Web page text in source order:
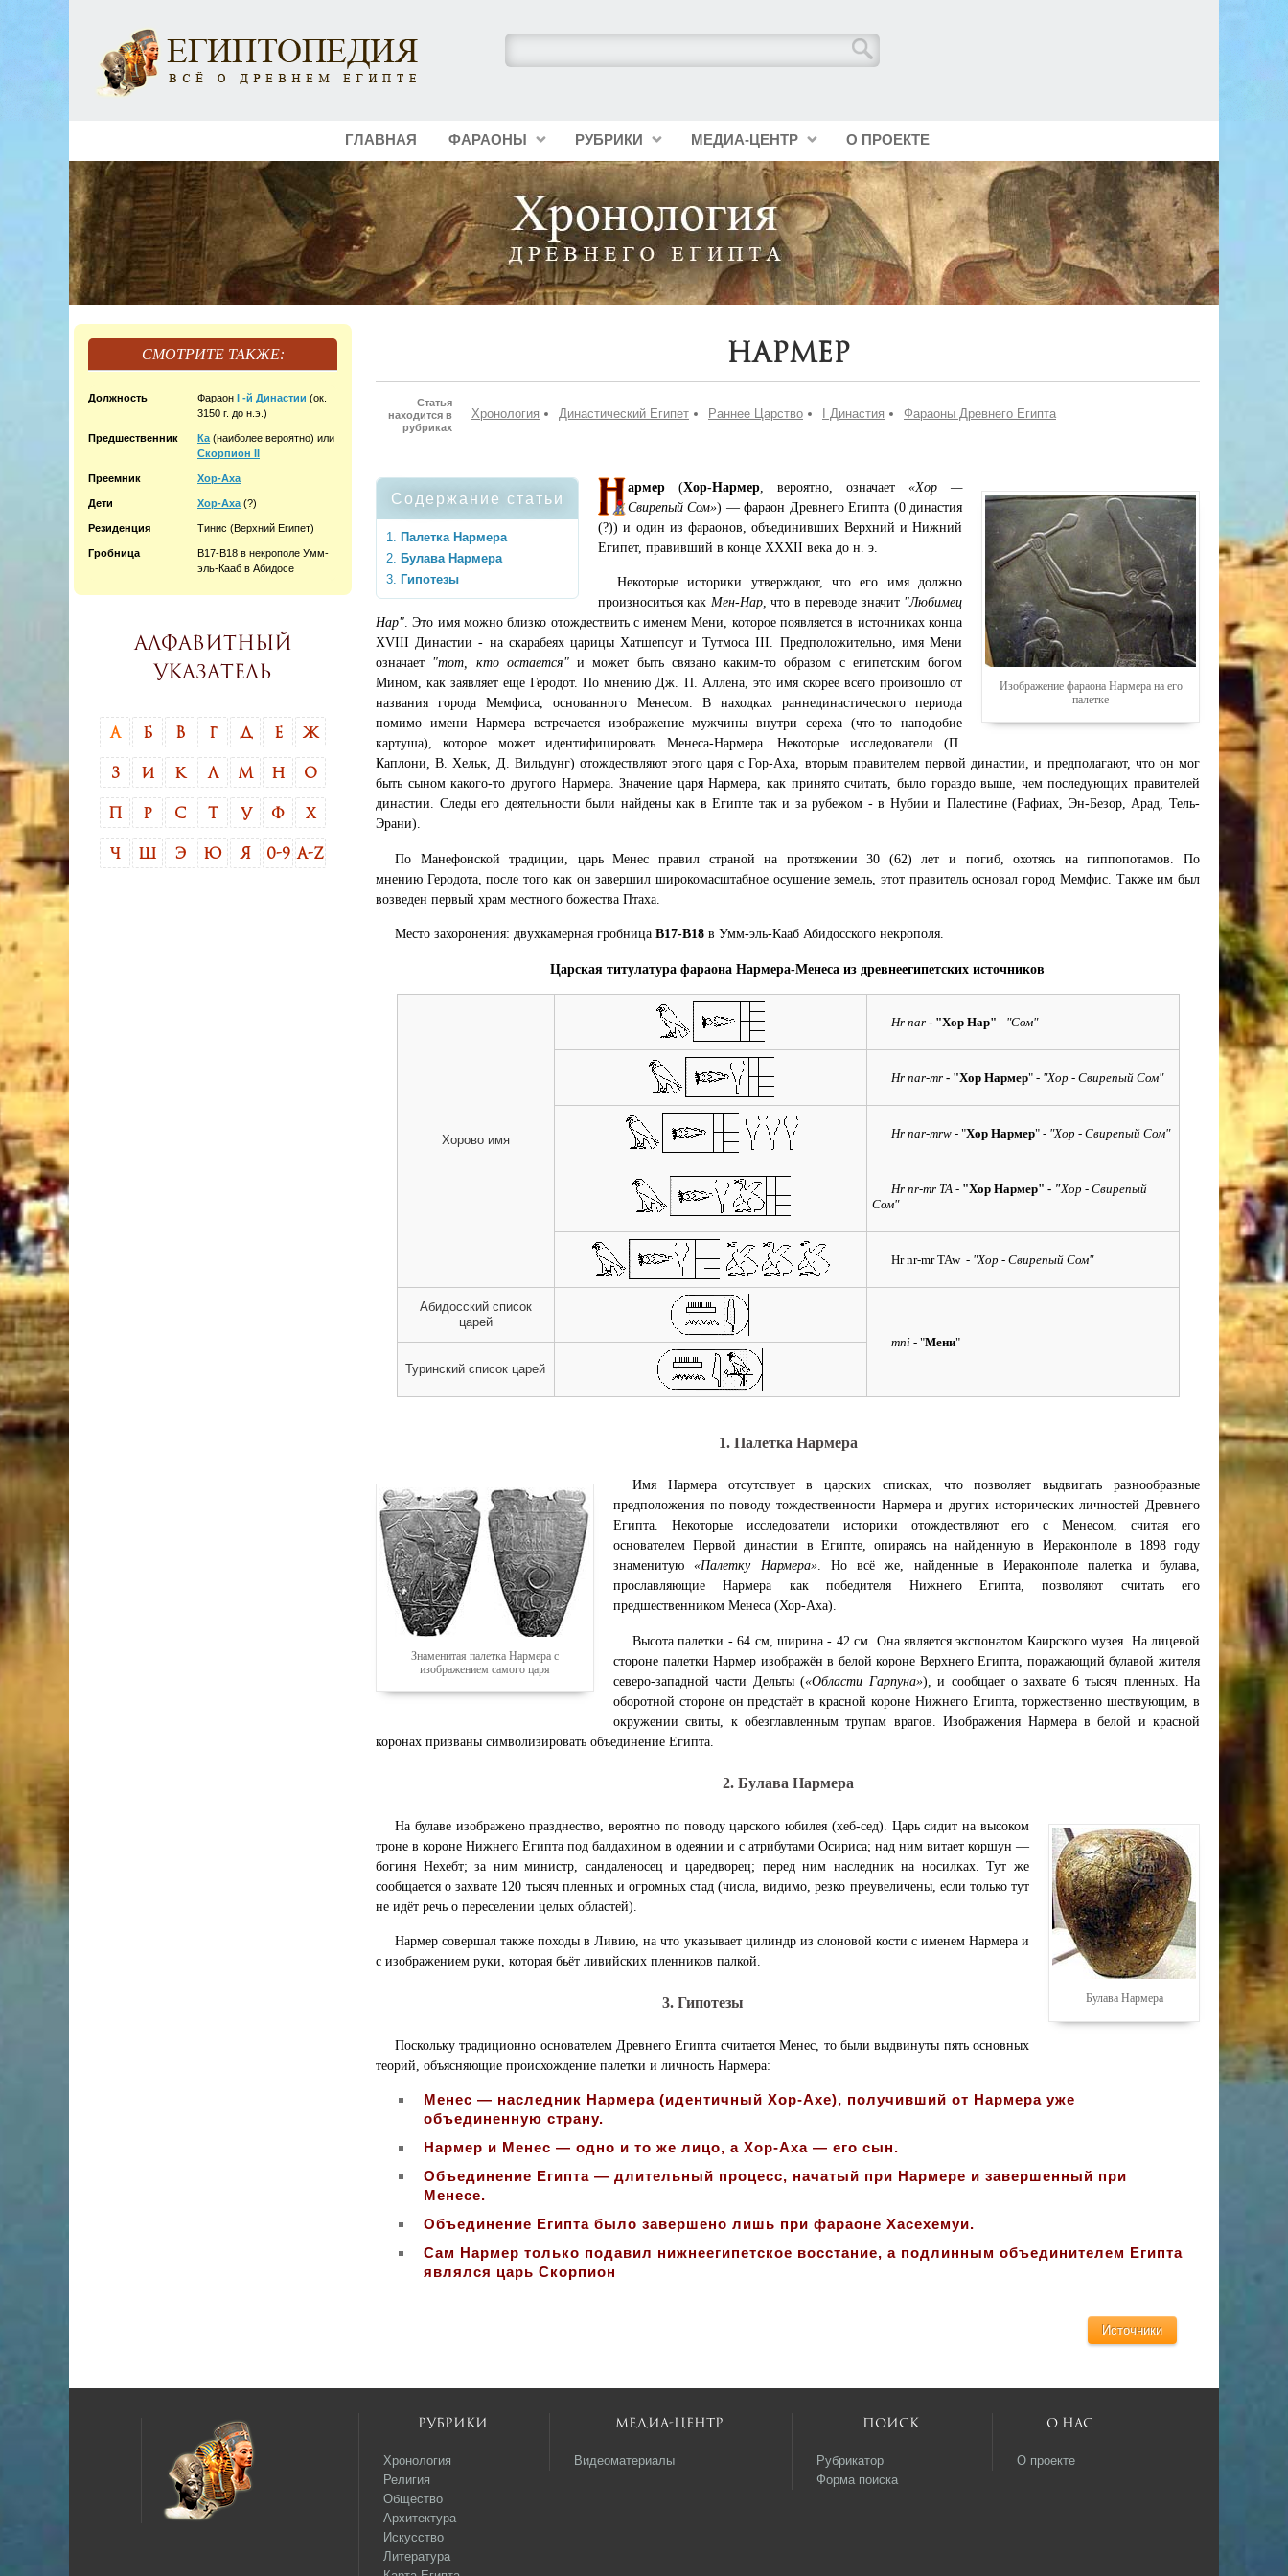
ГЛАВНАЯ ФАРАОНЫ РУБРИКИ МЕДИА-ЦЕНТР О ПРОЕКТЕ
Нармер
Статья
находится в
рубриках
Хронология Династический Египет Раннее Царство I Династия Фараоны Древнего Египта
Содержание статьи
Палетка Нармера
Булава Нармера
Гипотезы
Изображение фараона Нармера на его
палетке
армер (Хор-Нармер, вероятно, означает «Хор —
Свирепый Сом») — фараон Древнего Египта (0 династия
(?)) и один из фараонов, объединивших Верхний и Нижний
Египет, правивший в конце XXXII века до н. э.
Некоторые историки утверждают, что его имя должно
произноситься как Мен-Нар, что в переводе значит "Любимец
Нар". Это имя можно близко отождествить с именем Мени, которое появляется в источниках конца
XVIII Династии - на скарабеях царицы Хатшепсут и Тутмоса III. Предположительно, имя Мени
означает "тот, кто остается"и может быть связано каким-то образом с египетским богом
Мином, как заявляет еще Геродот. По мнению Дж. П. Аллена, это имя скорее всего произошло от
названия города Мемфиса, основанного Менесом. В находках раннединастического периода
помимо имени Нармера встречается изображение мужчины внутри сереха (что-то наподобие
картуша), которое может идентифицировать Менеса-Нармера. Некоторые исследователи (П.
Каплони, В. Хельк, Д. Вильдунг) отождествляют этого царя с Гор-Аха, вторым правителем первой династии, и предполагают, что он мог
быть сыном какого-то другого Нармера. Значение царя Нармера, как принято считать, было гораздо выше, чем последующих правителей
династии. Следы его деятельности были найдены как в Египте так и за рубежом - в Нубии и Палестине (Рафиах, Эн-Безор, Арад, Тель-
Эрани).
По Манефонской традиции, царь Менес правил страной на протяжении 30 (62) лет и погиб, охотясь на гиппопотамов. По
мнению Геродота, после того как он завершил широкомасштабное осушение земель, этот правитель основал город Мемфис. Также им был
возведен первый храм местного божества Птаха.
Место захоронения: двухкамерная гробница B17-B18 в Умм-эль-Кааб Абидосского некрополя.
Царская титулатура фараона Нармера-Менеса из древнеегипетских источников
Хорово имя
Hr nar- "Хор Нар" - "Сом"
Hr nar-mr - "Хор Нармер" - "Хор - Свирепый Сом"
Hr nar-mrw- "Хор Нармер" - "Хор - Свирепый Сом"
Hr nr-mr TA - "Хор Нармер" - "Хор - Свирепый
Сом"
Hr nr-mr TAw - "Хор - Свирепый Сом"
Абидосский список
царей
mni- "Мени"
Туринский список царей
1. Палетка Нармера
Знаменитая палетка Нармера с
изображением самого царя
Имя Нармера отсутствует в царских списках, что позволяет выдвигать разнообразные
предположения по поводу тождественности Нармера и других исторических личностей Древнего
Египта. Некоторые исследователи историки отождествляют его с Менесом, считая его
основателем Первой династии в Египте, опираясь на найденную в Иераконполев 1898 году
знаменитую«Палетку Нармера». Но всё же, найденные в Иераконполе палетка и булава,
прославляющие Нармера как победителя Нижнего Египта, позволяют считать его
предшественником Менеса (Хор-Аха).
Высота палетки - 64 см, ширина - 42 см. Она является экспонатом Каирского музея. На лицевой
стороне палетки Нармер изображён в белой короне Верхнего Египта, поражающий булавой жителя
северо-западной части Дельты («Области Гарпуна»), и сообщает о захвате 6 тысяч пленных. На
оборотной стороне он предстаёт в красной короне Нижнего Египта, торжественно шествующим, в
окружении свиты, к обезглавленным трупам врагов. Изображения Нармера в белой и красной
коронах призваны символизировать объединение Египта.
2. Булава Нармера
Булава Нармера
На булаве изображено празднество, вероятно по поводу царского юбилея (хеб-сед). Царь сидит на высоком
троне в короне Нижнего Египта под балдахином в одеянии и с атрибутами Осириса; над ним витает коршун —
богиня Нехебт; за ним министр, сандаленосец и царедворец; перед ним наследник на носилках. Тут же
сообщается о захвате 120 тысяч пленных и огромных стад (числа, видимо, резко преувеличены, если только тут
не идёт речь о переселении целых областей).
Нармер совершал также походы в Ливию, на что указывает цилиндр из слоновой кости с именем Нармера и
с изображением руки, которая бьёт ливийских пленников палкой.
3. Гипотезы
Поскольку традиционно основателем Древнего Египта считается Менес, то были выдвинуты пять основных
теорий, объясняющие происхождение палетки и личность Нармера:
Менес — наследник Нармера (идентичный Хор-Ахе), получивший от Нармера уже
объединенную страну.
Нармер и Менес — одно и то же лицо, а Хор-Аха — его сын.
Объединение Египта — длительный процесс, начатый при Нармере и завершенный при
Менесе.
Объединение Египта было завершено лишь при фараоне Хасехемуи.
Сам Нармер только подавил нижнеегипетское восстание, а подлинным объединителем Египта
являлся царь Скорпион
Источники
СМОТРИТЕ ТАКЖЕ:
Должность Фараон I -й Династии (ок.
3150 г. до н.э.)
Предшественник Ка (наиболее вероятно) или
Скорпион II
Преемник Хор-Аха
Дети Хор-Аха (?)
Резиденция Тинис (Верхний Египет)
Гробница
B17-B18 в некрополе Умм-
эль-Кааб в Абидосе
Алфавитный
указатель
А Б В Г Д Е Ж
З И К Л М Н О
Р С Т У Ф Х
Ч Э Ю Я 0-9 A-Z
Рубрики
Хронология
Религия
Общество
Архитектура
Искусство
Литература
Медиа-центр
Видеоматериалы
Поиск
Рубрикатор
Форма поиска
О нас
О проекте